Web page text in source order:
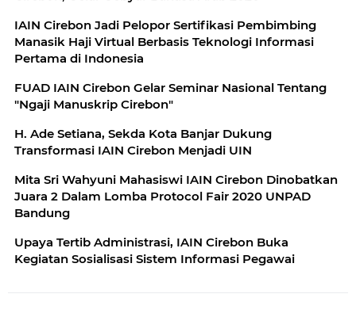
IAIN Cirebon Jadi Pelopor Sertifikasi Pembimbing
Manasik Haji Virtual Berbasis Teknologi Informasi
Pertama di Indonesia
FUAD IAIN Cirebon Gelar Seminar Nasional Tentang
"Ngaji Manuskrip Cirebon"
H. Ade Setiana, Sekda Kota Banjar Dukung
Transformasi IAIN Cirebon Menjadi UIN
Mita Sri Wahyuni Mahasiswi IAIN Cirebon Dinobatkan
Juara 2 Dalam Lomba Protocol Fair 2020 UNPAD
Bandung
Upaya Tertib Administrasi, IAIN Cirebon Buka
Kegiatan Sosialisasi Sistem Informasi Pegawai